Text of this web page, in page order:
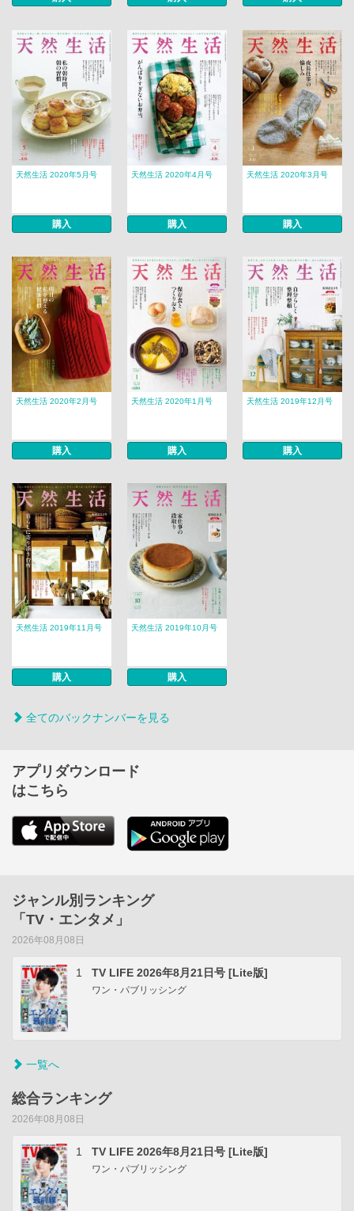
天然生活 2020年5月号
購入
天然生活 2020年4月号
購入
天然生活 2020年3月号
購入
天然生活 2020年2月号
購入
天然生活 2020年1月号
購入
天然生活 2019年12月号
購入
天然生活 2019年11月号
購入
天然生活 2019年10月号
購入
全てのバックナンバーを見る
アプリダウンロード
はこちら
ジャンル別ランキング
「TV・エンタメ」
2026年08月08日
1 TV LIFE 2026年8月21日号 [Lite版]
ワン・パブリッシング
一覧へ
総合ランキング
2026年08月08日
1 TV LIFE 2026年8月21日号 [Lite版]
ワン・パブリッシング